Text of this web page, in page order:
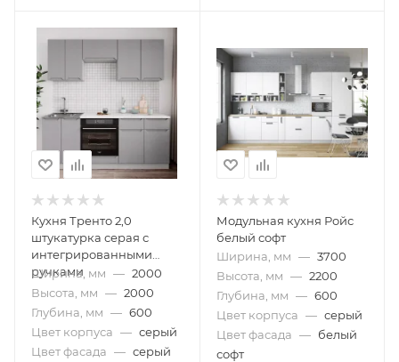
Кухня Тренто 2,0
штукатурка серая с
интегрированными
ручками
Ширина, мм — 2000
Высота, мм — 2000
Глубина, мм — 600
Цвет корпуса — серый
Цвет фасада — серый
Модульная кухня Ройс
белый софт
Ширина, мм — 3700
Высота, мм — 2200
Глубина, мм — 600
Цвет корпуса — серый
Цвет фасада — белый
софт